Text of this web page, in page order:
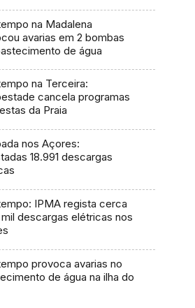
na Madalena
avarias em 2 bombas
de água
na Terceira:
cancela programas
da Praia
nos Açores:
18.991 descargas
IPMA regista cerca
mil descargas elétricas nos
provoca avarias no
de água na ilha do